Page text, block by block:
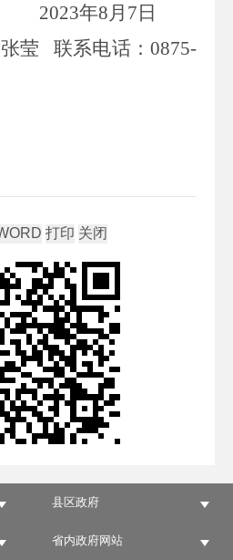
2023年8月 7 日
张莹 联系电话：0875-
县区政府
省内政府网站